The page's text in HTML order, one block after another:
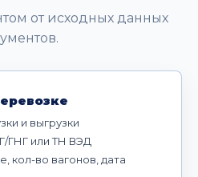
от исходных данных
и выгрузки
ГНГ или ТН ВЭД
кол-во вагонов, дата